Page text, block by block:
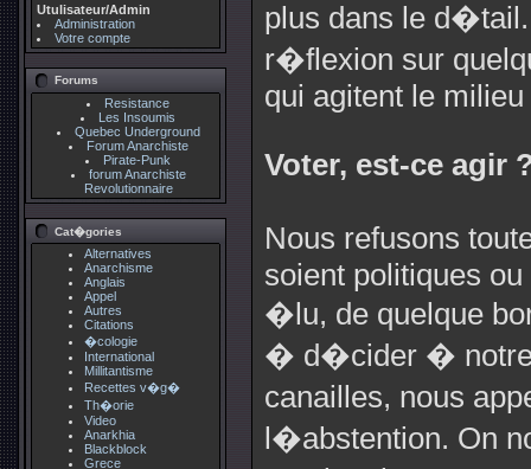
Utulisateur/Admin
Administration
Votre compte
Forums
Resistance
Les Insoumis
Quebec Underground
Forum Anarchiste
Pirate-Punk
forum Anarchiste
Revolutionnaire
Cat�gories
Alternatives
Anarchisme
Anglais
Appel
Autres
Citations
�cologie
International
Millitantisme
Recettes v�g�
Th�orie
Video
Anarkhia
Blackblock
Grece
plus dans le
r�flexion sur
qui agitent le
Voter, est-ce agir
Nous refusons
soient politiques
�lu, de quelque
� d�cider � notre
canailles, nous
l�abstention. On